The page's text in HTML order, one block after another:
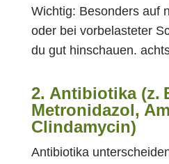
Wichtig: Besonders auf
oder bei vorbelasteter
du gut hinschauen.
2. Antibiotika (z.
Metronidazol,
Clindamycin)
Antibiotika